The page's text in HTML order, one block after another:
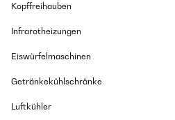
Kopffreihauben
Infrarotheizungen
Eiswürfelmaschinen
Getränkekühlschränke
Luftkühler